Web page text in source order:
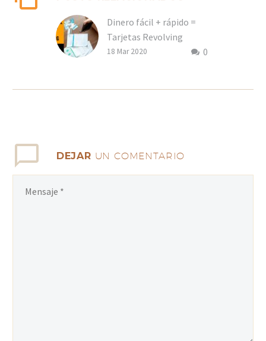
Dinero fácil + rápido =
Tarjetas Revolving
0
18 Mar 2020
DEJAR UN COMENTARIO